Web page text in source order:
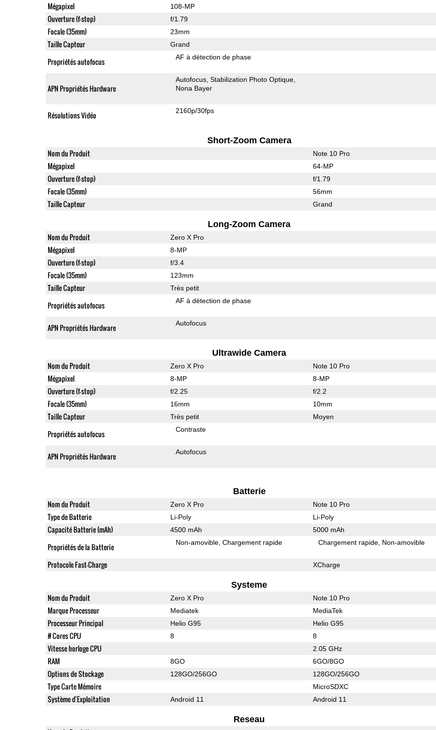
Mégapixel 108-MP
Ouverture (f-stop) f/1.79
Focale (35mm) 23mm
Taille Capteur Grand
Propriétés autofocus AF à détection de phase
APN Propriétés Hardware
Autofocus Stabilization Photo Optique
Nona Bayer
Résolutions Vidéo 2160p/30fps
Short-Zoom Camera
Nom du Produit Note 10 Pro
Mégapixel 64-MP
Ouverture (f-stop) f/1.79
Focale (35mm) 56mm
Taille Capteur Grand
Long-Zoom Camera
Nom du Produit Zero X Pro
Mégapixel 8-MP
Ouverture (f-stop) f/3.4
Focale (35mm) 123mm
Taille Capteur Très petit
Propriétés autofocus AF à détection de phase
APN Propriétés Hardware Autofocus
Ultrawide Camera
Nom du Produit Zero X Pro Note 10 Pro
Mégapixel 8-MP 8-MP
Ouverture (f-stop) f/2.25 f/2.2
Focale (35mm) 16mm 10mm
Taille Capteur Très petit Moyen
Propriétés autofocus Contraste
APN Propriétés Hardware Autofocus
Batterie
Nom du Produit Zero X Pro Note 10 Pro
Type de Batterie Li-Poly Li-Poly
Capacité Batterie (mAh) 4500 mAh 5000 mAh
Propriétés de la Batterie Non-amovible Chargement rapide Chargement rapide Non-amovible
Protocole Fast-Charge XCharge
Systeme
Nom du Produit Zero X Pro Note 10 Pro
Marque Processeur Mediatek MediaTek
Processeur Principal Helio G95 Helio G95
# Cores CPU 8 8
Vitesse horloge CPU 2.05 GHz
RAM 8GO 6GO/8GO
Options de Stockage 128GO/256GO 128GO/256GO
Type Carte Mémoire MicroSDXC
Système d'Exploitation Android 11 Android 11
Reseau